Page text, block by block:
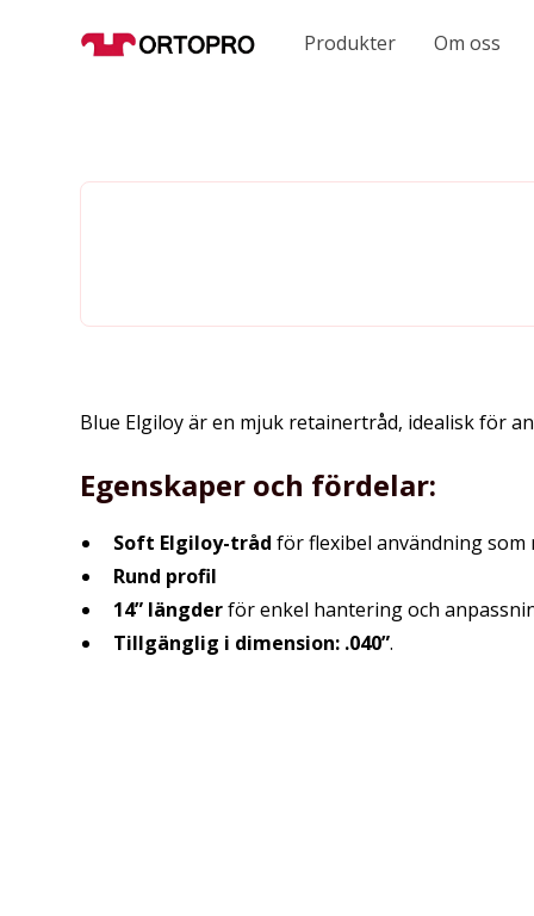
Produkter Om oss
Blue Elgiloy är en mjuk retainertråd, idealisk för
Egenskaper och fördelar:
Soft Elgiloy-tråd för flexibel användning som
Rund profil
14” längderför enkel hantering och
Tillgänglig i dimension: .040”.